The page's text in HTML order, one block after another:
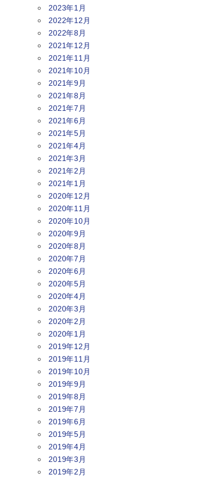
2023年1月
2022年12月
2022年8月
2021年12月
2021年11月
2021年10月
2021年9月
2021年8月
2021年7月
2021年6月
2021年5月
2021年4月
2021年3月
2021年2月
2021年1月
2020年12月
2020年11月
2020年10月
2020年9月
2020年8月
2020年7月
2020年6月
2020年5月
2020年4月
2020年3月
2020年2月
2020年1月
2019年12月
2019年11月
2019年10月
2019年9月
2019年8月
2019年7月
2019年6月
2019年5月
2019年4月
2019年3月
2019年2月